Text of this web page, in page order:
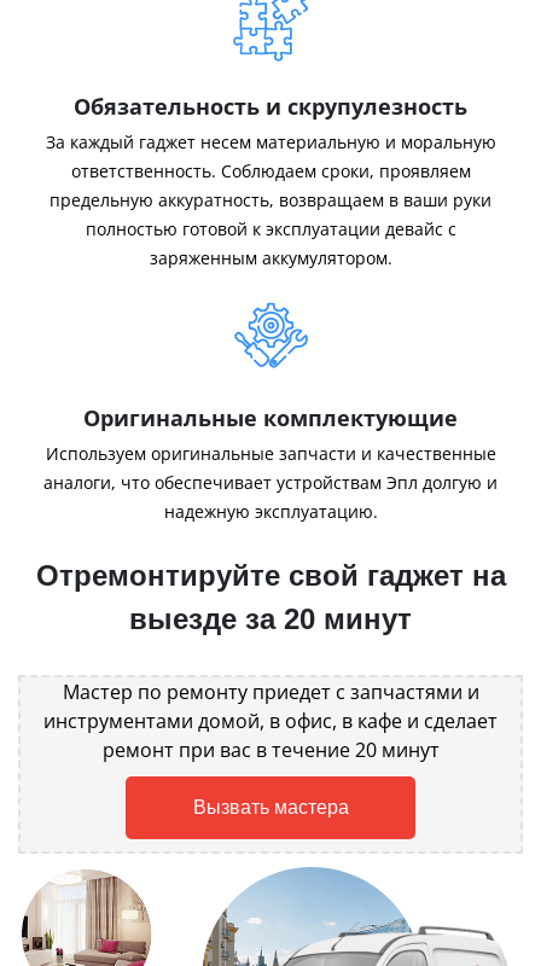
Обязательность и скрупулезность
За каждый гаджет несем материальную и моральную
ответственность. Соблюдаем сроки, проявляем
предельную аккуратность, возвращаем в ваши руки
полностью готовой к эксплуатации девайс с
заряженным аккумулятором.
Оригинальные комплектующие
Используем оригинальные запчасти и качественные
аналоги, что обеспечивает устройствам Эпл долгую и
надежную эксплуатацию.
Отремонтируйте свой гаджет на
выезде за 20 минут
Мастер по ремонту приедет с запчастями и
инструментами домой, в офис, в кафе и сделает
ремонт при вас в течение 20 минут
Вызвать мастера